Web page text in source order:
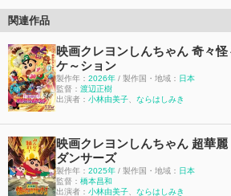
関連作品
映画クレヨンしんちゃん 奇々
ケ～ション
製作年： 2026年 / 製作国・地域： 日本
監督： 渡辺正樹
出演者： 小林由美子 ならはしみき
映画クレヨンしんちゃん 超華
ダンサーズ
製作年： 2025年 / 製作国・地域： 日本
監督： 橋本昌和
出演者： 小林由美子 ならはしみき